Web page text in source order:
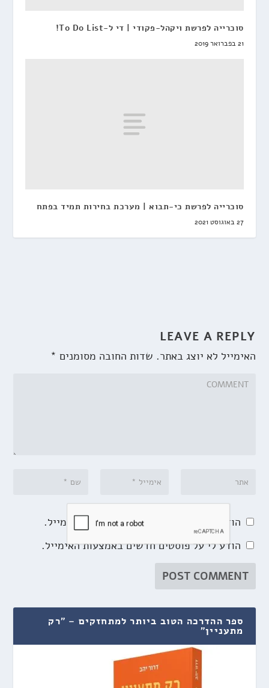
סוכרייה לפרשת ויקהל-פקודי | די ל-To Do List!
21 בפברואר 2019
סוכרייה לפרשת כי-תבוא | מערכת בחירות תמיד בפתח
27 באוגוסט 2021
LEAVE A REPLY
האימייל לא יוצג באתר. שדות החובה מסומנים *
הודע לי על תגובות נוספות באמצעות האימייל.
הודע לי על פוסטים חדשים באמצעות האימייל.
ספר ההדרכה הטוב ביותר למתחזקים – "רק
מתעניין"